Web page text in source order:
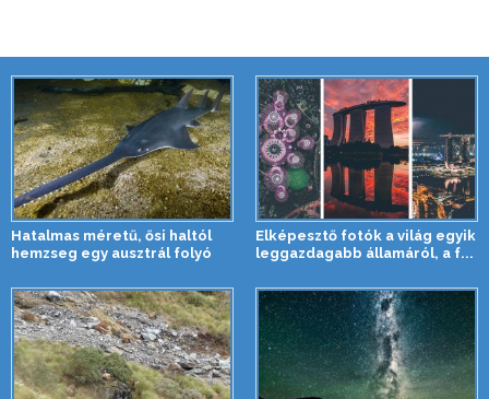
Hatalmas méretű, ősi haltól
hemzseg egy ausztrál folyó
Elképesztő fotók a világ egyik
leggazdagabb államáról, a f...